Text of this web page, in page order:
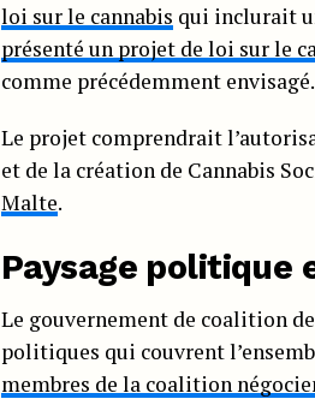
loi sur le cannabis qui inclurait
présenté un projet de loi sur le
comme précédemment envisagé.
Le projet comprendrait
et de la création de Cannabis
Malte.
Paysage politique
Le gouvernement de coalition
politiques qui couvrent
membres de la coalition